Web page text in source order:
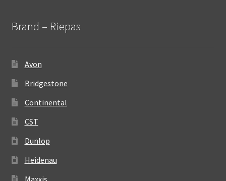
Brand – Riepas
Avon
Bridgestone
Continental
CST
Dunlop
Heidenau